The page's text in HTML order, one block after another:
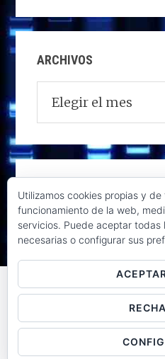
ARCHIVOS
Raúl de la Puente -
Utilizamos cookies propias y
funcionamiento de la web,
servicios. Puede aceptar todas
necesarias o configurar sus